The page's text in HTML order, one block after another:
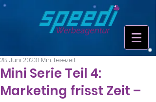
Mini Serie Teil 4:
Marketing frisst Zeit –
28. Juni 20231 Min. Lesezeit